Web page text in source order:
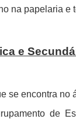
na papelaria e
e
se encontra no
de